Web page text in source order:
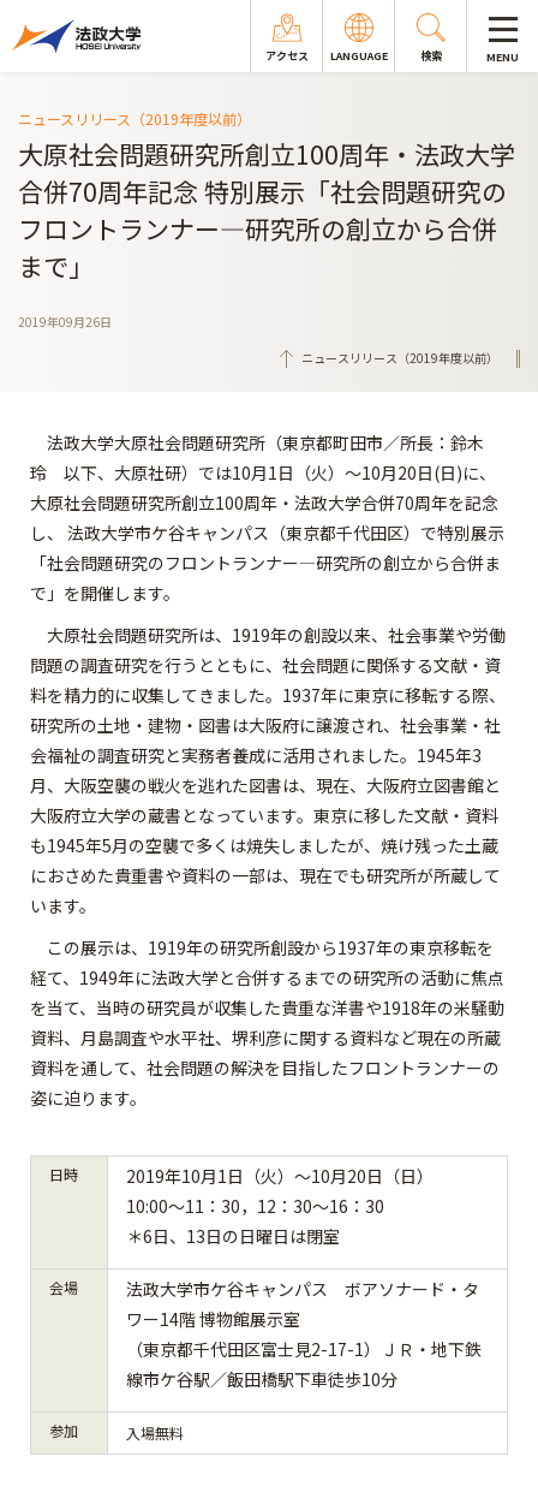
アクセス LANGUAGE 検索 MENU
ニュースリリース（2019年度以前）
大原社会問題研究所創立100周年・法政大学
合併70周年記念 特別展示「社会問題研究の
フロントランナー―研究所の創立から合併
まで」
2019年09月26日
ニュースリリース（2019年度以前）
法政大学大原社会問題研究所（東京都町田市／所長：鈴木
玲 以下、大原社研）では10月1日（火）～10月20日(日)に、
大原社会問題研究所創立100周年・法政大学合併70周年を記念
し、 法政大学市ケ谷キャンパス（東京都千代田区）で特別展示
「社会問題研究のフロントランナー―研究所の創立から合併ま
で」を開催します。
大原社会問題研究所は、1919年の創設以来、社会事業や労働
問題の調査研究を行うとともに、社会問題に関係する文献・資
料を精力的に収集してきました。1937年に東京に移転する際、
研究所の土地・建物・図書は大阪府に譲渡され、社会事業・社
会福祉の調査研究と実務者養成に活用されました。1945年3
月、大阪空襲の戦火を逃れた図書は、現在、大阪府立図書館と
大阪府立大学の蔵書となっています。東京に移した文献・資料
も1945年5月の空襲で多くは焼失しましたが、焼け残った土蔵
におさめた貴重書や資料の一部は、現在でも研究所が所蔵して
います。
この展示は、1919年の研究所創設から1937年の東京移転を
経て、1949年に法政大学と合併するまでの研究所の活動に焦点
を当て、当時の研究員が収集した貴重な洋書や1918年の米騒動
資料、月島調査や水平社、堺利彦に関する資料など現在の所蔵
資料を通して、社会問題の解決を目指したフロントランナーの
姿に迫ります。
日時
2019年10月1日（火）～10月20日（日）
10:00～11：30，12：30～16：30
＊6日、13日の日曜日は閉室
会場
法政大学市ケ谷キャンパス ボアソナード・タ
ワー14階 博物館展示室
（東京都千代田区富士見2-17-1）ＪＲ・地下鉄
線市ケ谷駅／飯田橋駅下車徒歩10分
参加 入場無料